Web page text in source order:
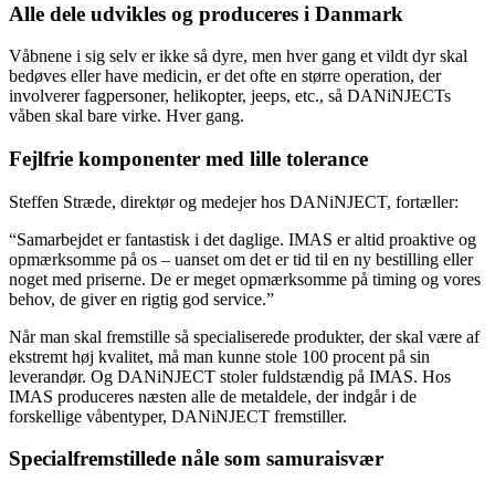
Alle dele udvikles og produceres i Danmark
Våbnene i sig selv er ikke så dyre, men hver gang et vildt dyr skal
bedøves eller have medicin, er det ofte en større operation, der
involverer fagpersoner, helikopter, jeeps, etc., så DANiNJECTs
våben skal bare virke. Hver gang.
Fejlfrie komponenter med lille tolerance
Steffen Stræde, direktør og medejer hos DANiNJECT, fortæller:
“Samarbejdet er fantastisk i det daglige. IMAS er altid proaktive og
opmærksomme på os – uanset om det er tid til en ny bestilling eller
noget med priserne. De er meget opmærksomme på timing og vores
behov, de giver en rigtig god service.”
Når man skal fremstille så specialiserede produkter, der skal være af
ekstremt høj kvalitet, må man kunne stole 100 procent på sin
leverandør. Og DANiNJECT stoler fuldstændig på IMAS. Hos
IMAS produceres næsten alle de metaldele, der indgår i de
forskellige våbentyper, DANiNJECT fremstiller.
Specialfremstillede nåle som samuraisvær